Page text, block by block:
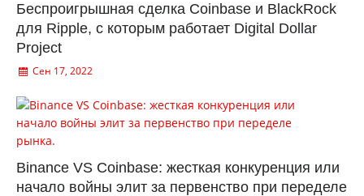
Беспроигрышная сделка Coinbase и BlackRock
для Ripple, с которым работает Digital Dollar
Project
Сен 17, 2022
Binance VS Coinbase: жесткая конкуренция или
начало войны элит за первенство при переделе